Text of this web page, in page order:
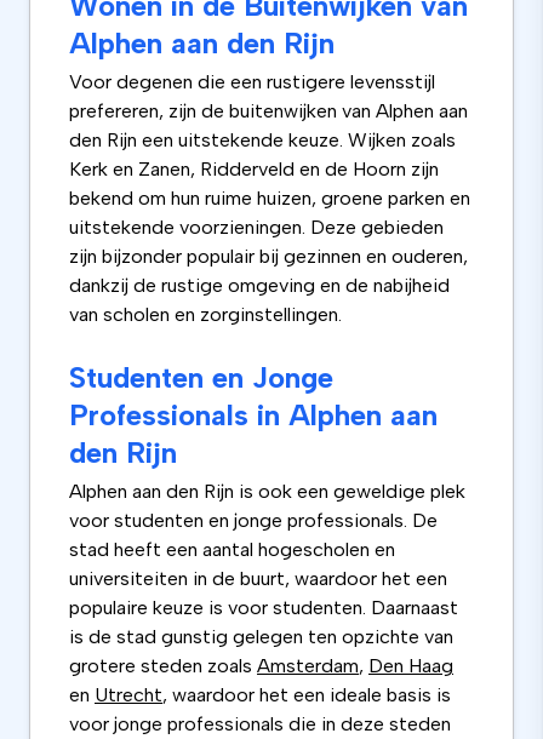
Alphen aan den Rijn
Voor degenen die een rustigere levensstijl
prefereren, zijn de buitenwijken van Alphen aan
den Rijn een uitstekende keuze. Wijken zoals
Kerk en Zanen, Ridderveld en de Hoorn zijn
bekend om hun ruime huizen, groene parken en
uitstekende voorzieningen. Deze gebieden
zijn bijzonder populair bij gezinnen en ouderen,
dankzij de rustige omgeving en de nabijheid
van scholen en zorginstellingen.
Studenten en Jonge
Professionals in Alphen aan
den Rijn
Alphen aan den Rijn is ook een geweldige plek
voor studenten en jonge professionals. De
stad heeft een aantal hogescholen en
universiteiten in de buurt, waardoor het een
populaire keuze is voor studenten. Daarnaast
is de stad gunstig gelegen ten opzichte van
grotere steden zoals Amsterdam, Den Haag
en Utrecht, waardoor het een ideale basis is
voor jonge professionals die in deze steden